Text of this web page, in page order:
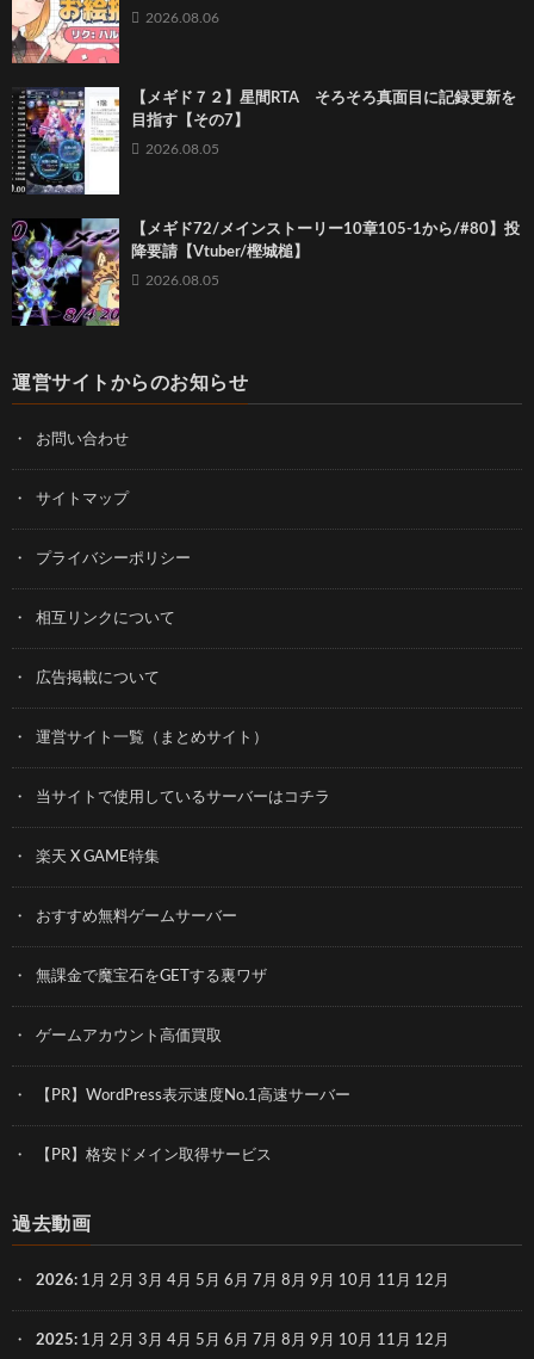
2026.08.06
【メギド７２】星間RTA そろそろ真面目に記録更新を
目指す【その7】
2026.08.05
【メギド72/メインストーリー10章105-1から/#80】投
降要請【Vtuber/樫城槌】
2026.08.05
運営サイトからのお知らせ
お問い合わせ
サイトマップ
プライバシーポリシー
相互リンクについて
広告掲載について
運営サイト一覧（まとめサイト）
当サイトで使用しているサーバーはコチラ
楽天 X GAME特集
おすすめ無料ゲームサーバー
無課金で魔宝石をGETする裏ワザ
ゲームアカウント高価買取
【PR】WordPress表示速度No.1高速サーバー
【PR】格安ドメイン取得サービス
過去動画
2026: 1月 2月 3月 4月 5月 6月 7月 8月 9月 10月 11月 12月
2025: 1月 2月 3月 4月 5月 6月 7月 8月 9月 10月 11月 12月